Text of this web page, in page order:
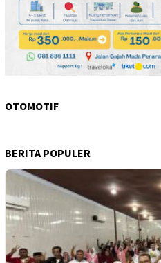
OTOMOTIF
BERITA POPULER